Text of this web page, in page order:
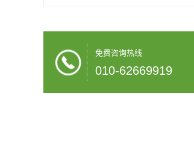
免费咨询热线
010-62669919